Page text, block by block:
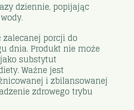
dziennie, popijając
zalecanej porcji do
dnia. Produkt nie może
substytut
Ważne jest
i zbilansowanej
zdrowego trybu